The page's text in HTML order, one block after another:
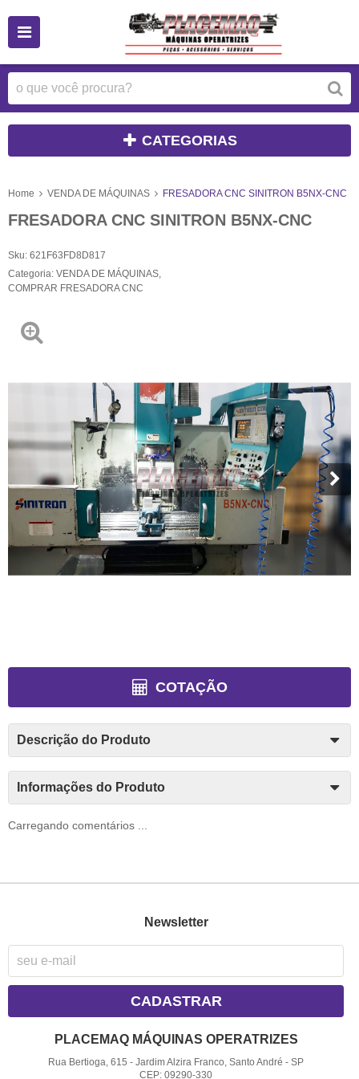
CATEGORIAS
Home VENDA DE MÁQUINAS FRESADORA CNC SINITRON B5NX-CNC
FRESADORA CNC SINITRON B5NX-CNC
Sku: 621F63FD8D817
Categoria: VENDA DE MÁQUINAS
COMPRAR FRESADORA CNC
COTAÇÃO
Descrição do Produto
Informações do Produto
Carregando comentários ...
Newsletter
CADASTRAR
PLACEMAQ MÁQUINAS OPERATRIZES
Rua Bertioga, 615 -Jardim Alzira Franco, Santo André -SP
CEP: 09290-330